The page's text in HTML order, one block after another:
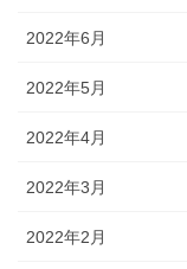
2022年6月
2022年5月
2022年4月
2022年3月
2022年2月